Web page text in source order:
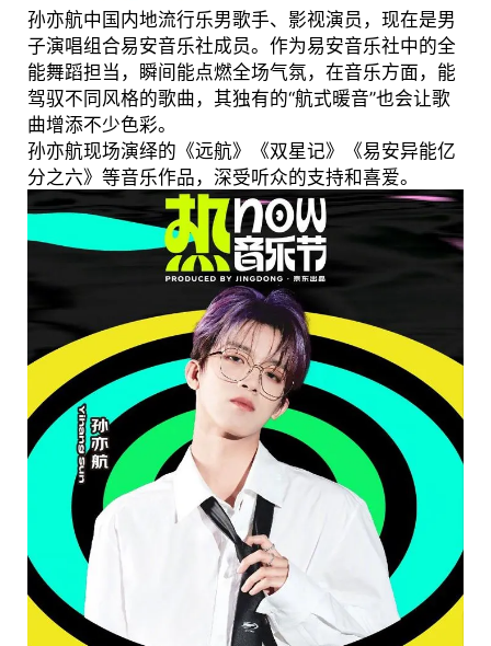
孙亦航中国内地流行乐男歌手、影视演员，现在是男
子演唱组合易安音乐社成员。作为易安音乐社中的全
能舞蹈担当，瞬间能点燃全场气氛，在音乐方面，能
驾驭不同风格的歌曲，其独有的“航式暖音”也会让歌
曲增添不少色彩。
孙亦航现场演绎的《远航》《双星记》《易安异能亿
分之六》等音乐作品，深受听众的支持和喜爱。